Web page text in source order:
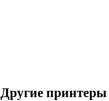
Другие принтеры